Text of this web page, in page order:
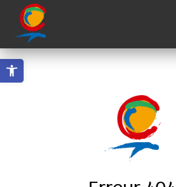
content
Ouvrir la barre d’outils